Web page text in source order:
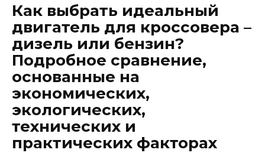
Как выбрать идеальный
двигатель для кроссовера –
дизель или бензин?
Подробное сравнение,
основанные на
экономических,
экологических,
технических и
практических факторах